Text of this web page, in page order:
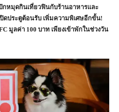
หมุดกินเที่ยวฟินกับร้านอาหารและ
ดประตูต้อนรับ เพิ่มความพิเศษอีกขั้น!
มูลค่า 100 บาท เพียงเข้าพักในช่วงวัน